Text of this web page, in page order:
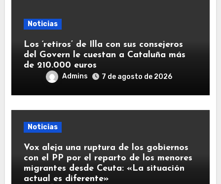
Noticias
Los ‘retiros’ de Illa con sus consejeros
del Govern le cuestan a Cataluña más
de 210.000 euros
Admins 7 de agosto de 2026
Noticias
Vox aleja una ruptura de los gobiernos
con el PP por el reparto de los menores
migrantes desde Ceuta: «La situación
actual es diferente»